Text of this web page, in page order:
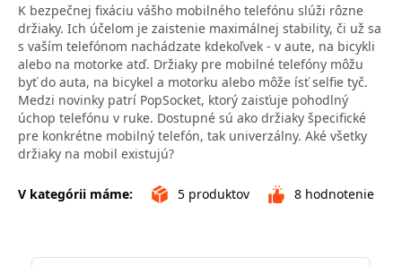
K bezpečnej fixáciu vášho mobilného telefónu slúži rôzne
držiaky. Ich účelom je zaistenie maximálnej stability, či už sa
s vaším telefónom nachádzate kdekoľvek - v aute, na bicykli
alebo na motorke atď. Držiaky pre mobilné telefóny môžu
byť do auta, na bicykel a motorku alebo môže ísť selfie tyč.
Medzi novinky patrí PopSocket, ktorý zaisťuje pohodlný
úchop telefónu v ruke. Dostupné sú ako držiaky špecifické
pre konkrétne mobilný telefón, tak univerzálny. Aké všetky
držiaky na mobil existujú?
V kategórii máme: 5 produktov 8 hodnotenie